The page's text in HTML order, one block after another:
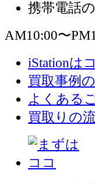
携帯電話
AM10:00〜
iStationは
買取事例
よくある
買取りの